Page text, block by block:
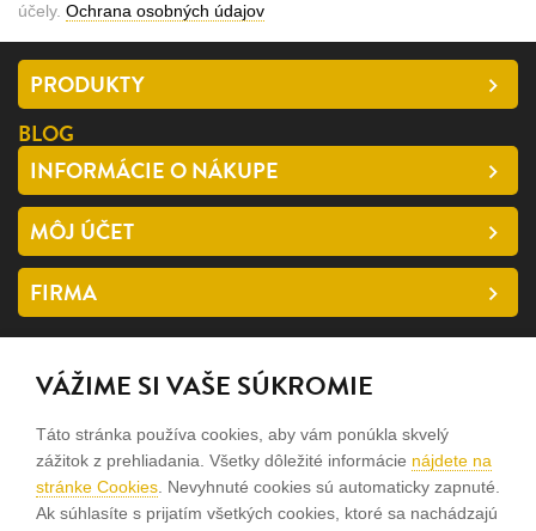
účely. Ochrana osobných údajov
PRODUKTY
BLOG
INFORMÁCIE O NÁKUPE
MÔJ ÚČET
FIRMA
SLEDUJTE NÁS
facebook
instagram
VÁŽIME SI VAŠE SÚKROMIE
Táto stránka používa cookies, aby vám ponúkla skvelý
zážitok z prehliadania. Všetky dôležité informácie nájdete na
stránke Cookies . Nevyhnuté cookies sú automaticky zapnuté.
Ak súhlasíte s prijatím všetkých cookies, ktoré sa nachádzajú